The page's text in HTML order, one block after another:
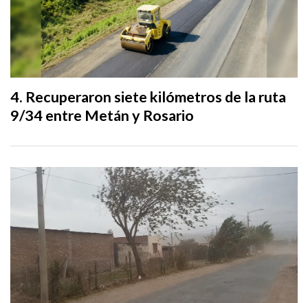
Recuperaron siete kilómetros de la ruta
9/34 entre Metán y Rosario